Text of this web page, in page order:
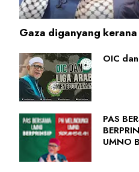
Gaza diganyang kerana
OIC
PAS
UMNO